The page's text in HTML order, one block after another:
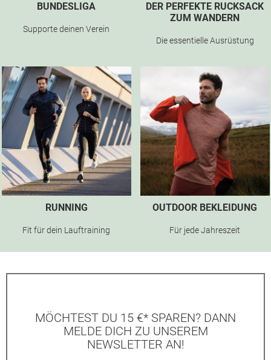
BUNDESLIGA
Supporte deinen Verein
DER PERFEKTE RUCKSACK
ZUM WANDERN
Die essentielle Ausrüstung
RUNNING
Fit für dein Lauftraining
OUTDOOR BEKLEIDUNG
Für jede Jahreszeit
MÖCHTEST DU 15 €* SPAREN? DANN
MELDE DICH ZU UNSEREM
NEWSLETTER AN!